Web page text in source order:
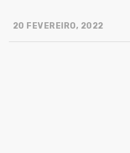
20 FEVEREIRO, 2022